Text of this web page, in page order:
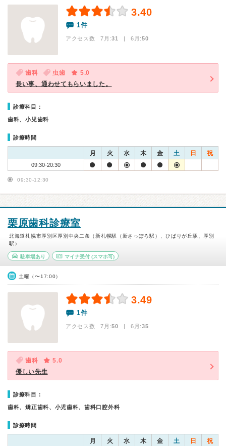
3.40
1件
アクセス数 7月:31 | 6月:50
歯科 虫歯
5.0
長い事、通わせてもらいました。
診療科目：
歯科、小児歯科
診療時間
月 火 水 木 金 土 日 祝
09:30-20:30
09:30-12:30
栗原歯科診療室
北海道札幌市厚別区厚別中央二条（新札幌駅（新さっぽろ駅）、ひばりが丘駅、厚別
駅）
駐車場あり マイナ受付(スマホ可)
土曜（〜17:00）
3.49
1件
アクセス数 7月:50 | 6月:35
歯科
5.0
優しい先生
診療科目：
歯科、矯正歯科、小児歯科、歯科口腔外科
診療時間
月 火 水 木 金 土 日 祝